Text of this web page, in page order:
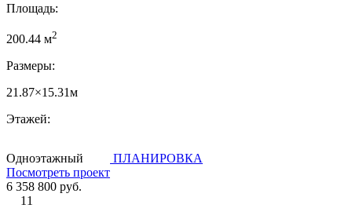
Площадь:
200.44 м2
Размеры:
21.87×15.31м
Этажей:
Одноэтажный
ПЛАНИРОВКА
Посмотреть проект
6 358 800 руб.
11